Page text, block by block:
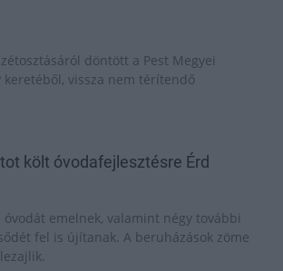
döntött a Pest Megyei
keretéből, vissza nem térítendő
költ óvodafejlesztésre Érd
óvodát emelnek, valamint négy további
fel is újítanak. A beruházások zöme